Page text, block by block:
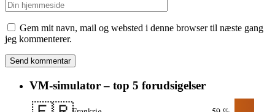
Gem mit navn, mail og websted i denne browser til næste gang
jeg kommenterer.
VM-simulator – top 5 forudsigelser